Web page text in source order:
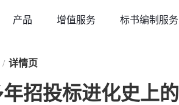
产品 增值服务 标书编制服务
/ 详情页
招投标进化史上